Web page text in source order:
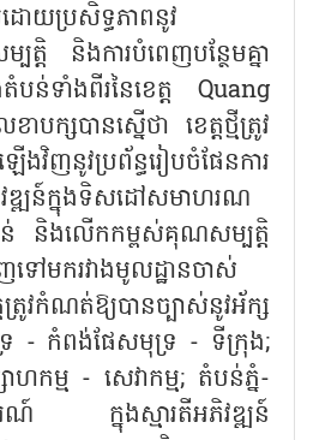
ោយប្រសិទ្ធភាពនូវ
និងការបំពេញបន្ថែមគ្នា
ន់ទាំងពីរនៃខេត្ត Quang
ក្សបានស្នើថា ខេត្តថ្មីត្រូវ
វិញនូវប្រព័ន្ធរៀបចំផែនការ
ឌ្ឍន៍ក្នុងទិសដៅសមាហរណ
ន់ និងលើកកម្ពស់គុណសម្បត្តិ
ទៅមករវាងមូលដ្ឋានចាស់
កំណត់ឱ្យបានច្បាស់នូវអ័ក្ស
រ - កំពង់ផែសមុទ្រ - ទីក្រុង;
ហកម្ម - សេវាកម្ម; តំបន់ភ្នំ-
រណ៍ ក្នុងស្មារតីអភិវឌ្ឍន៍